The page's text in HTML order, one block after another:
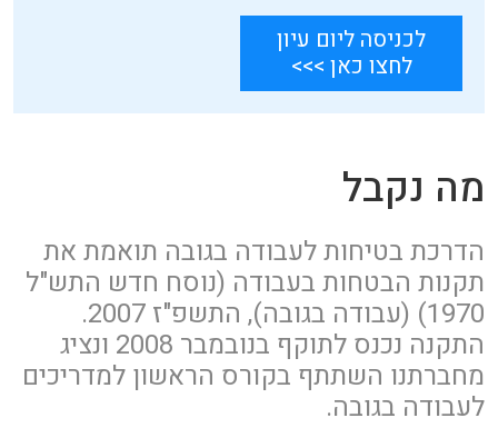
לכניסה ליום עיון
לחצו כאן >>>
מה נקבל
הדרכת בטיחות לעבודה בגובה תואמת את
תקנות הבטחות בעבודה (נוסח חדש התש"ל
1970) (עבודה בגובה), התשפ"ז 2007.
התקנה נכנס לתוקף בנובמבר 2008 ונציג
מחברתנו השתתף בקורס הראשון למדריכים
לעבודה בגובה.